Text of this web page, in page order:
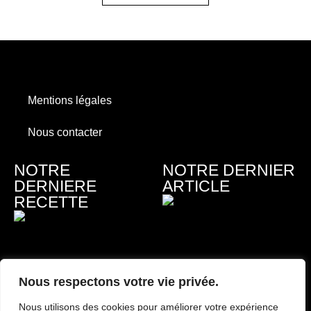
Nous respectons votre vie privée.
Nous utilisons des cookies pour améliorer votre expérience
Mentions légales
Nous contacter
NOTRE
DERNIERE
RECETTE
Topping welsh, à la
NOTRE DERNIER
ARTICLE
Combien coûte une